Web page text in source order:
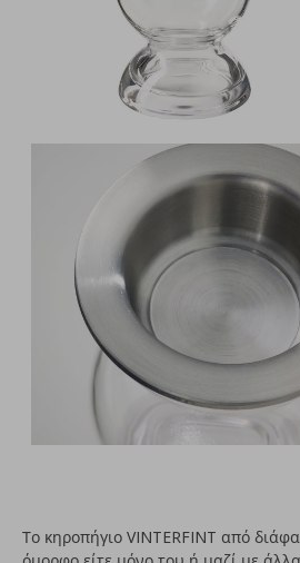
Το κηροπήγιο VINTERFINT από